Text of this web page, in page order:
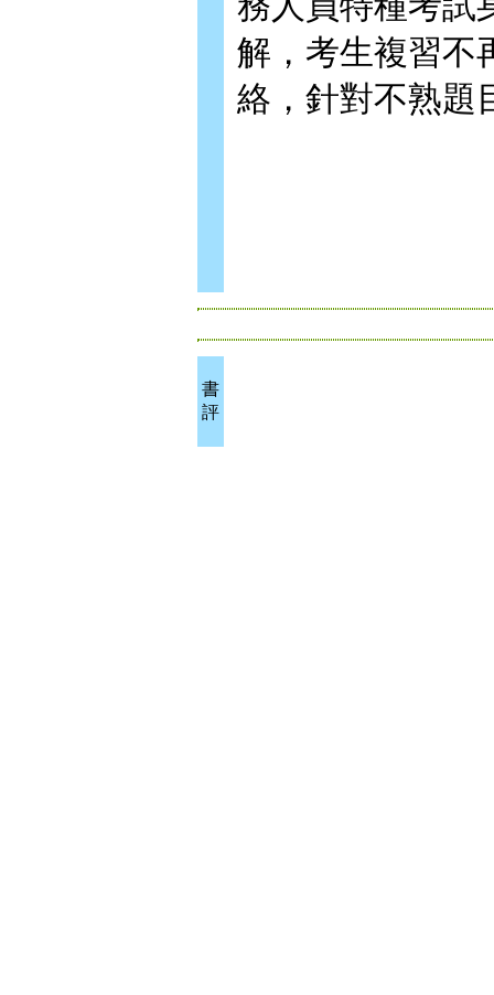
解，考生複習不
絡，針對不熟題
書
評